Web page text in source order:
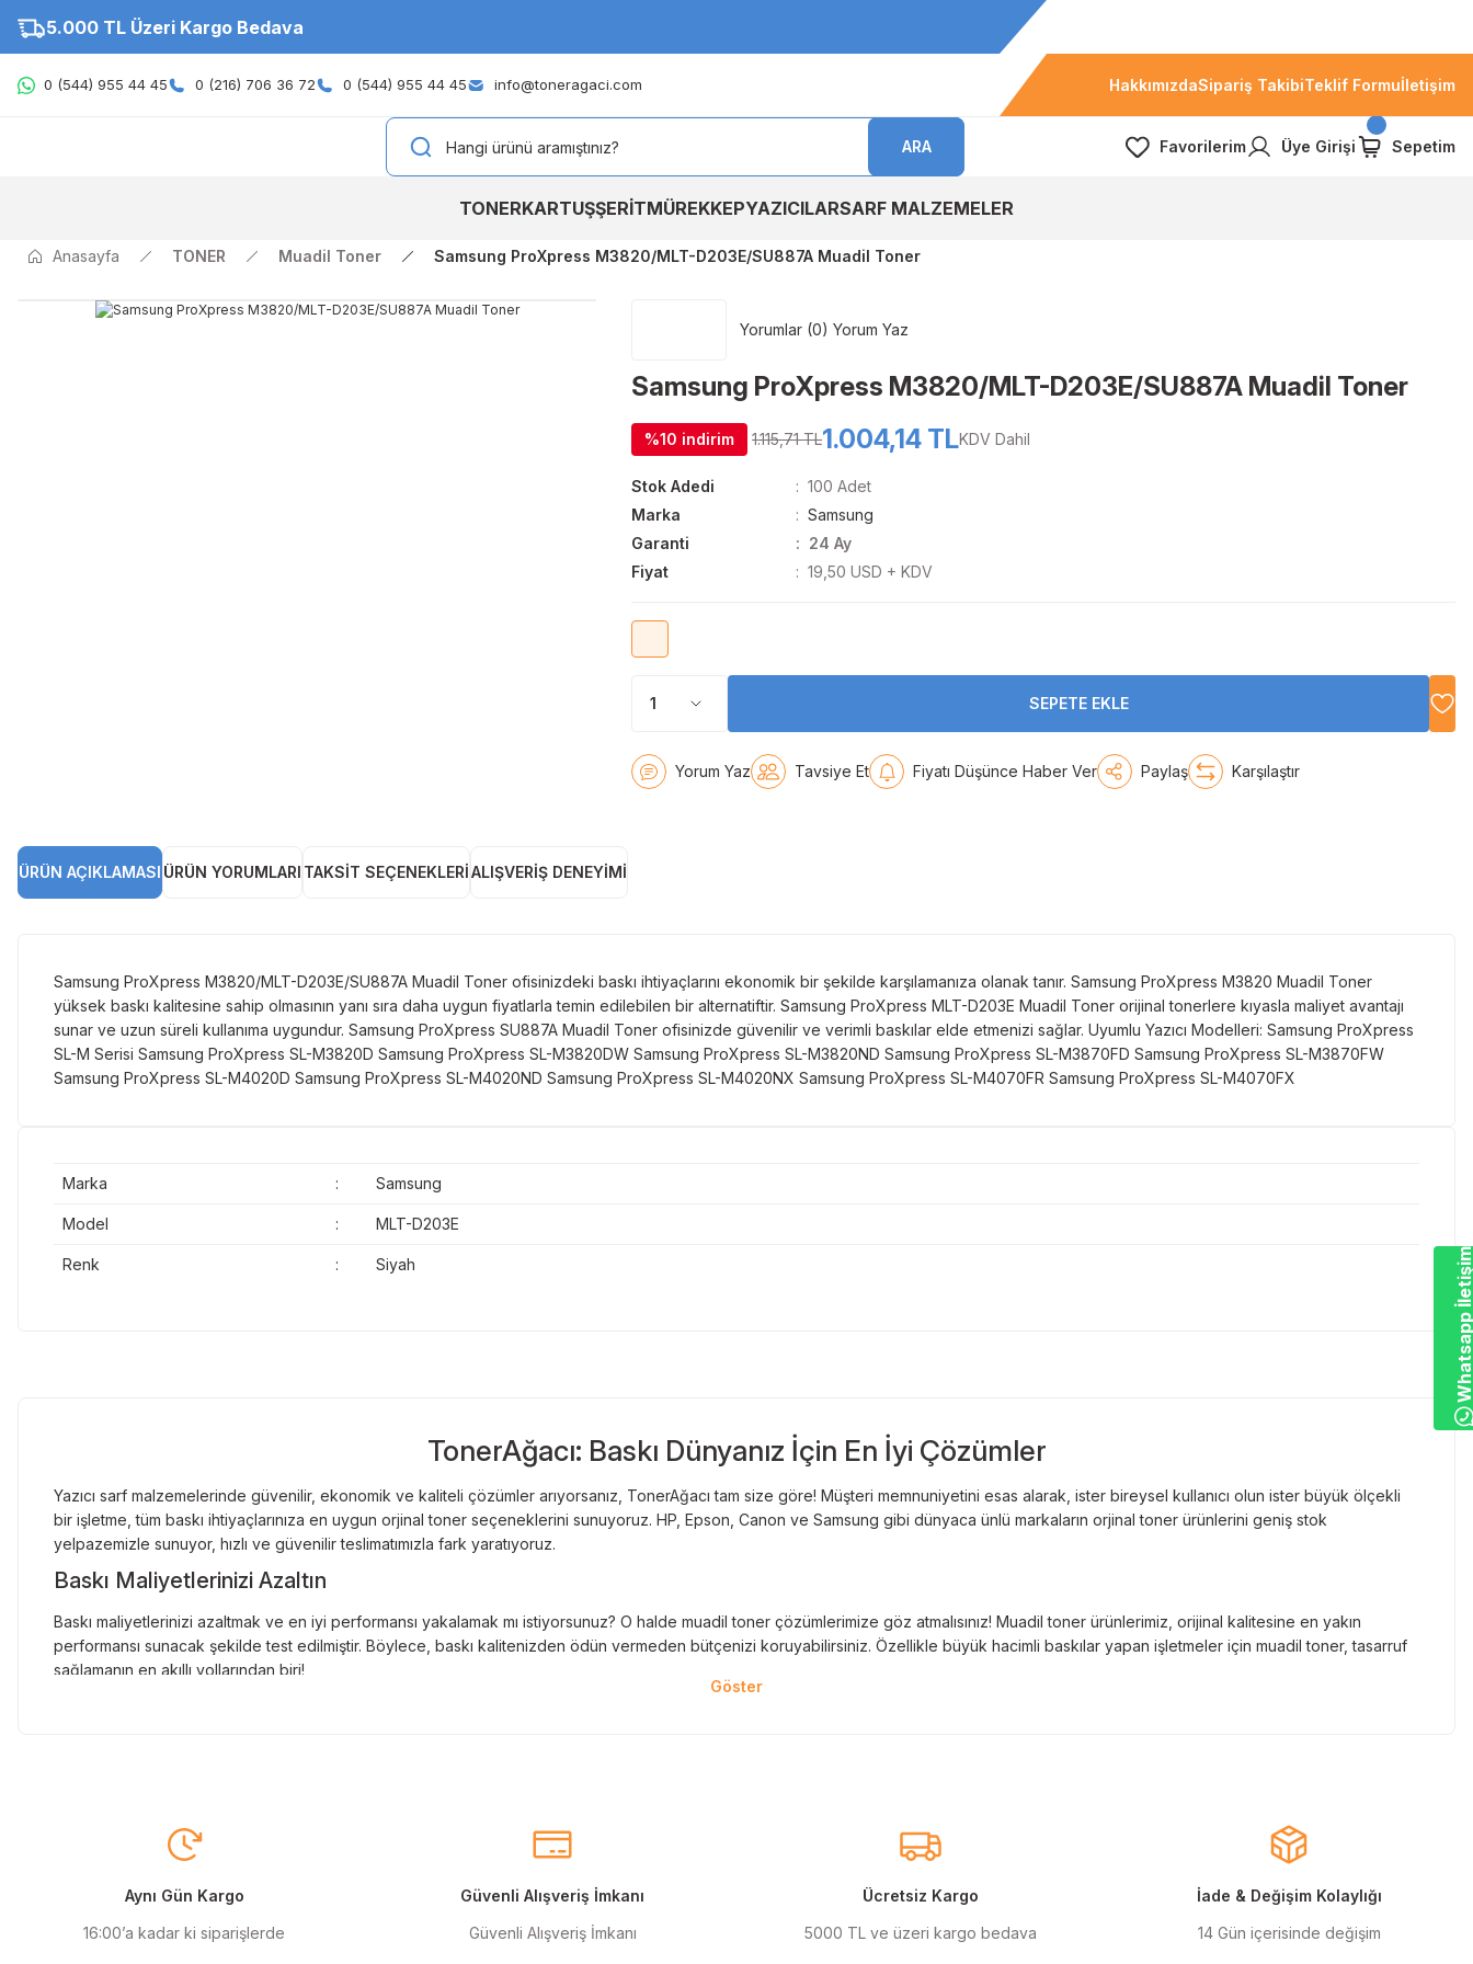
5.000 TL Üzeri Kargo Bedava
0 (544) 955 44 45 0 (216) 706 36 72 0 (544) 955 44 45 info@toneragaci.com HakkımızdaSipariş TakibiTeklif Formuİletişim
ARA Favorilerim Üye Girişi Sepetim
TONERKARTUŞŞERİTMÜREKKEPYAZICILARSARF MALZEMELER
Anasayfa TONER Muadil Toner Samsung ProXpress M3820/MLT-D203E/SU887A Muadil Toner
Yorumlar (0) Yorum Yaz
Samsung ProXpress M3820/MLT-D203E/SU887A Muadil Toner
%10 indirim 1.115,71 TL1.004,14 TLKDV Dahil
Stok Adedi
100 Adet
Marka
Samsung
Garanti
24 Ay
Fiyat
19,50 USD + KDV
SEPETE EKLE
Yorum Yaz Tavsiye Et Fiyatı Düşünce Haber Ver Paylaş Karşılaştır
ÜRÜN AÇIKLAMASI ÜRÜN YORUMLARI TAKSIT SEÇENEKLERIALIŞVERIŞ DENEYIMI
Samsung ProXpress M3820/MLT-D203E/SU887A Muadil Toner ofisinizdeki baskı ihtiyaçlarını ekonomik bir şekilde karşılamanıza olanak tanır. Samsung ProXpress M3820 Muadil Toner
yüksek baskı kalitesine sahip olmasının yanı sıra daha uygun fiyatlarla temin edilebilen bir alternatiftir. Samsung ProXpress MLT-D203E Muadil Toner orijinal tonerlere kıyasla maliyet avantajı
sunar ve uzun süreli kullanıma uygundur. Samsung ProXpress SU887A Muadil Toner ofisinizde güvenilir ve verimli baskılar elde etmenizi sağlar. Uyumlu Yazıcı Modelleri: Samsung ProXpress
SL-M Serisi Samsung ProXpress SL-M3820D Samsung ProXpress SL-M3820DW Samsung ProXpress SL-M3820ND Samsung ProXpress SL-M3870FD Samsung ProXpress SL-M3870FW
Samsung ProXpress SL-M4020D Samsung ProXpress SL-M4020ND Samsung ProXpress SL-M4020NX Samsung ProXpress SL-M4070FR Samsung ProXpress SL-M4070FX
Marka : Samsung
Model : MLT-D203E
Renk : Siyah
TonerAğacı: Baskı Dünyanız İçin En İyi Çözümler
Yazıcı sarf malzemelerinde güvenilir, ekonomik ve kaliteli çözümler arıyorsanız, TonerAğacı tam size göre! Müşteri memnuniyetini esas alarak, ister bireysel kullanıcı olun ister büyük ölçekli
bir işletme, tüm baskı ihtiyaçlarınıza en uygun orjinal toner seçeneklerini sunuyoruz. HP, Epson, Canon ve Samsung gibi dünyaca ünlü markaların orjinal toner ürünlerini geniş stok
yelpazemizle sunuyor, hızlı ve güvenilir teslimatımızla fark yaratıyoruz.
Baskı Maliyetlerinizi Azaltın
Baskı maliyetlerinizi azaltmak ve en iyi performansı yakalamak mı istiyorsunuz? O halde muadil toner çözümlerimize göz atmalısınız! Muadil toner ürünlerimiz, orijinal kalitesine en yakın
performansı sunacak şekilde test edilmiştir. Böylece, baskı kalitenizden ödün vermeden bütçenizi koruyabilirsiniz. Özellikle büyük hacimli baskılar yapan işletmeler için muadil toner, tasarruf
sağlamanın en akıllı yollarından biri!
Maliyetleri düşürmek isteyen kullanıcılar için muadil kartuş seçeneklerimiz de mevcuttur. Muadil kartuş, kaliteli baskıyı uygun fiyatlarla almanızı sağlarken, uzun ömürlü ve dayanıklı yapısıyla
Orjinal Mürekkep ile Canlı Baskılar
Aynı Gün Kargo
16:00’a kadar ki siparişlerde
Güvenli Alışveriş İmkanı
Güvenli Alışveriş İmkanı
Ücretsiz Kargo
5000 TL ve üzeri kargo bedava
İade & Değişim Kolaylığı
14 Gün içerisinde değişim